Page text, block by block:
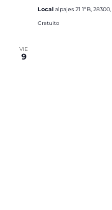
Local alpajes 21 1ºB,
Gratuito
VIE
9